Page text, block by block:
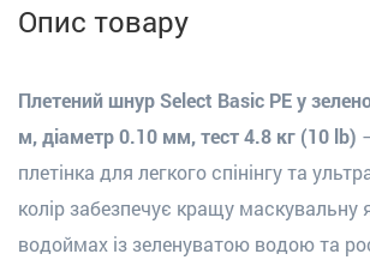
Опис товару
Плетений шнур Select Basic PE у
м, діаметр 0.10 мм, тест 4.8 кг (10 lb)
плетінка для легкого спінінгу та
колір забезпечує кращу маскувальну
водоймах із зеленуватою водою та